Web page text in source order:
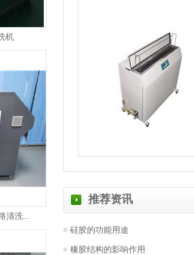
机
清洗...
推荐资讯
硅胶的功能用途
橡胶结构的影响作用